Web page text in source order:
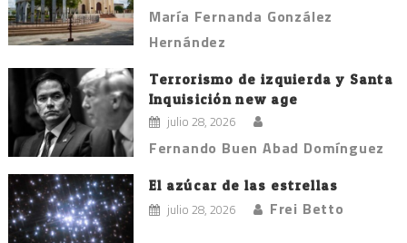
María Fernanda González
Hernández
Terrorismo de izquierda y Santa
Inquisición new age
julio 28, 2026
Fernando Buen Abad Domínguez
El azúcar de las estrellas
julio 28, 2026 Frei Betto